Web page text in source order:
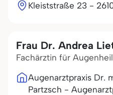
Kleiststraße 23 - 26
Frau Dr. Andrea
Fachärztin für
Augenarztpraxis Dr.
Partzsch -